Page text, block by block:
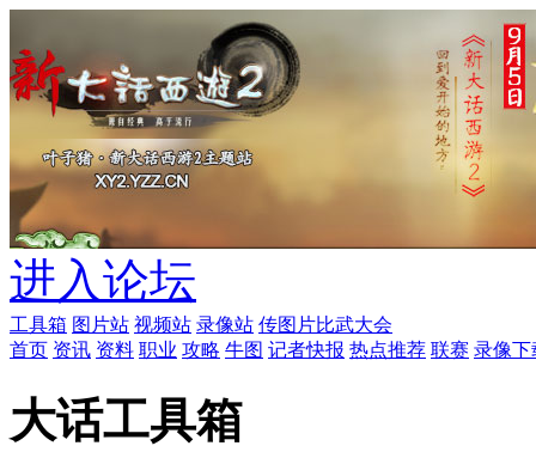
进入论坛
工具箱 图片站 视频站 录像站 传图片比武大会
首页 资讯 资料 职业 攻略 牛图 记者快报 热点推荐 联赛 录像下
大话工具箱